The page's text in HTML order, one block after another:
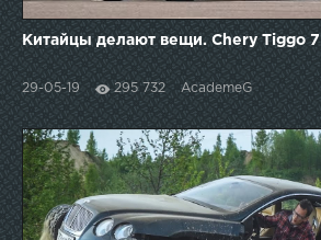
Китайцы делают вещи. Chery Tiggo 7
29-05-19 295 732 AcademeG